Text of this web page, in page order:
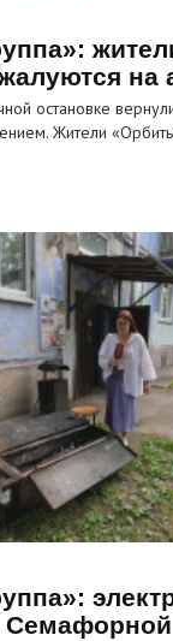
на
остановке
Жители
Семафорной